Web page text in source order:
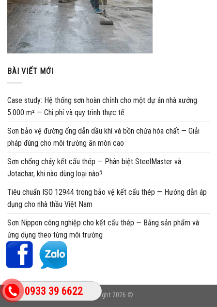
0933 39 6622
BÀI VIẾT MỚI
Case study: Hệ thống sơn hoàn chỉnh cho một dự án nhà xưởng
5.000 m² — Chi phí và quy trình thực tế
Sơn bảo vệ đường ống dẫn dầu khí và bồn chứa hóa chất — Giải
pháp đúng cho môi trường ăn mòn cao
Sơn chống cháy kết cấu thép — Phân biệt SteelMaster và
Jotachar, khi nào dùng loại nào?
Tiêu chuẩn ISO 12944 trong bảo vệ kết cấu thép — Hướng dẫn áp
dụng cho nhà thầu Việt Nam
Sơn Nippon công nghiệp cho kết cấu thép — Bảng sản phẩm và
ứng dụng theo từng môi trường
Copyright 2026 ©